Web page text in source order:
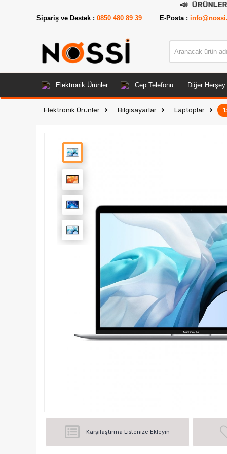
ÜRÜNLERİN
Sipariş ve Destek : 0850 480 89 39 E-Posta :
Elektronik Ürünler Cep Telefonu Diğer Herşey
Elektronik Ürünler Bilgisayarlar Laptoplar
Karşılaştırma Listenize Ekleyin